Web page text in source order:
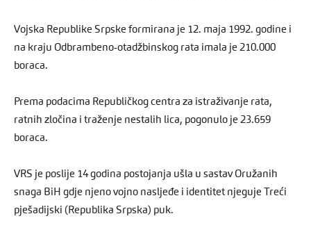
Vojska Republike Srpske formirana je 12. maja 1992. godine i
na kraju Odbrambeno-otadžbinskog rata imala je 210.000
boraca.
Prema podacima Republičkog centra za istraživanje rata,
ratnih zločina i traženje nestalih lica, pogonulo je 23.659
boraca.
VRS je poslije 14 godina postojanja ušla u sastav Oružanih
snaga BiH gdje njeno vojno nasljeđe i identitet njeguje Treći
pješadijski (Republika Srpska) puk.